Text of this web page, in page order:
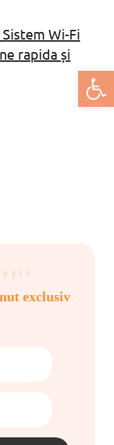
Deschide
Wi-Fi
rapida și
exclusiv